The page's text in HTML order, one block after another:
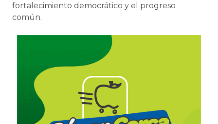
fortalecimiento democrático y el progreso
común.